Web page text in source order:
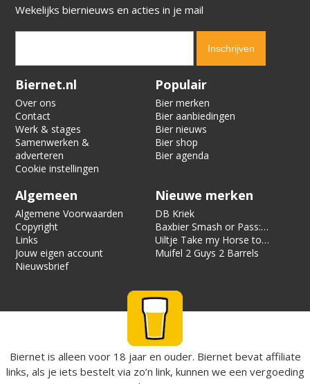
Wekelijks biernieuws en acties in je mail
Verification code:
Biernet.nl
Over ons
Contact
Werk & stages
Samenwerken &
adverteren
Cookie instellingen
Populair
Bier merken
Bier aanbiedingen
Bier nieuws
Bier shop
Bier agenda
Algemeen
Algemene Voorwaarden
Copyright
Links
Jouw eigen account
Nieuwsbrief
Nieuwe merken
DB Kriek
Baxbier Smash or Pass:
Strata
Uiltje Take my Horse to
the Hotel Room
Muifel 2 Guys 2 Barrels
Biernet is alleen voor 18 jaar en ouder. Biernet bevat affiliate
links, als je iets bestelt via zo’n link, kunnen we een vergoeding